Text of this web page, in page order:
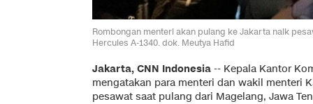
Rombongan menteri akan pulang ke Jakarta naik
Hercules A-1340. dok. Meutya Hafid
Jakarta, CNN Indonesia -- Kepala Kantor
mengatakan para menteri dan wakil menteri
pesawat saat pulang dari Magelang, Jawa